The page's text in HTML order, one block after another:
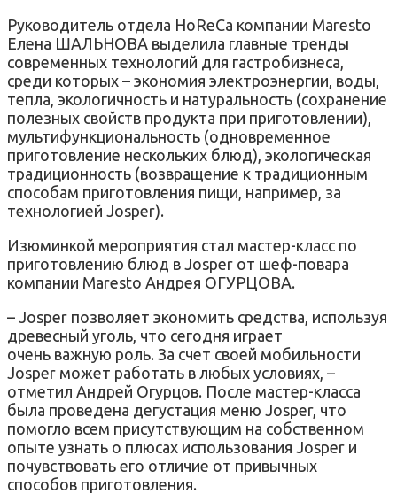
Руководитель отдела HoReCa компании Maresto
Елена ШАЛЬНОВА выделила главные тренды
современных технологий для гастробизнеса,
среди которых – экономия электроэнергии, воды,
тепла, экологичность и натуральность (сохранение
полезных свойств продукта при приготовлении),
мультифункциональность (одновременное
приготовление нескольких блюд), экологическая
традиционность (возвращение к традиционным
способам приготовления пищи, например, за
технологией Josper).
Изюминкой мероприятия стал мастер-класс по
приготовлению блюд в Josper от шеф-повара
компании Maresto Андрея ОГУРЦОВА.
– Josper позволяет экономить средства, используя
древесный уголь, что сегодня играет
очень важную роль. За счет своей мобильности
Josper может работать в любых условиях, –
отметил Андрей Огурцов. После мастер-класса
была проведена дегустация меню Josper, что
помогло всем присутствующим на собственном
опыте узнать о плюсах использования Josper и
почувствовать его отличие от привычных
способов приготовления.